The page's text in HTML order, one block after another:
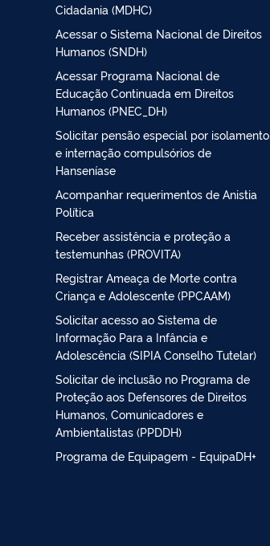
Cidadania (MDHC)
Acessar o Sistema Nacional de Direitos
Humanos (SNDH)
Acessar Programa Nacional de
Educação Continuada em Direitos
Humanos (PNEC_DH)
Solicitar pensão especial por isolamento
e internação compulsórios de
Hanseníase
Acompanhar requerimentos de Anistia
Política
Receber assistência e proteção a
testemunhas (PROVITA)
Registrar Ameaça de Morte contra
Criança e Adolescente (PPCAAM)
Solicitar acesso ao Sistema de
Informação Para a Infância e
Adolescência (SIPIA Conselho Tutelar)
Solicitar de inclusão no Programa de
Proteção aos Defensores de Direitos
Humanos, Comunicadores e
Ambientalistas (PPDDH)
Programa de Equipagem - EquipaDH+